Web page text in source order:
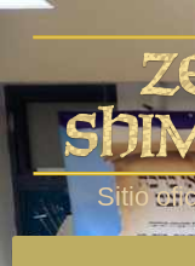
Sitio